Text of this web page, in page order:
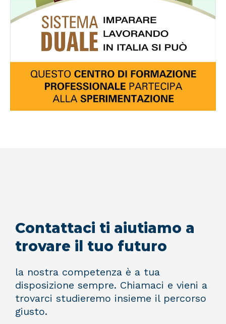
Contattaci ti aiutiamo a
trovare il tuo futuro
la nostra competenza è a tua
disposizione sempre. Chiamaci e vieni a
trovarci studieremo insieme il percorso
giusto.